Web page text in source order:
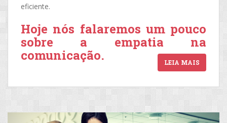
eficiente.
Hoje nós falaremos um pouco
sobre a empatia na
comunicação.
LEIA MAIS